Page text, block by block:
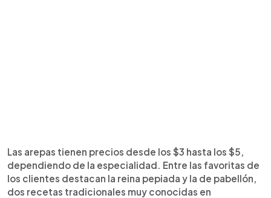
Las arepas tienen precios desde los $3 hasta los $5,
dependiendo de la especialidad. Entre las favoritas de
los clientes destacan la reina pepiada y la de pabellón,
dos recetas tradicionales muy conocidas en